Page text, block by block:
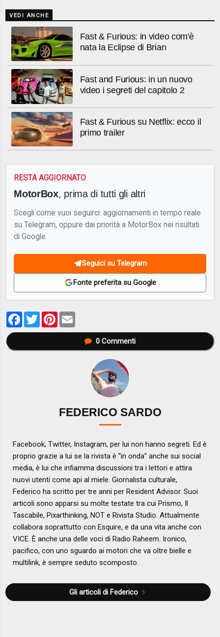
VEDI ANCHE
Fast & Furious: in video com'è
nata la Eclipse di Brian
Fast and Furious: in un nuovo
video i segreti del capitolo 2
Fast & Furious su Netflix: ecco il
primo trailer
RESTA AGGIORNATO
MotorBox, prima di tutti gli altri
Scegli come vuoi seguirci: aggiornamenti in tempo reale
su Telegram, oppure dai priorità a MotorBox nei risultati
di Google.
Seguici su Telegram
Fonte preferita su Google
Facebook
TwitterPinterest
0Commenti
FEDERICO SARDO
Facebook, Twitter, Instagram, per lui non hanno segreti. Ed è
proprio grazie a lui se la rivista è “in onda” anche sui social
media, è lui che infiamma discussioni tra i lettori e attira
nuovi utenti come api al miele. Giornalista culturale,
Federico ha scritto per tre anni per Resident Advisor. Suoi
articoli sono apparsi su molte testate tra cui Prismo, Il
Tascabile, Pixarthinking, NOT e Rivista Studio. Attualmente
collabora soprattutto con Esquire, e da una vita anche con
VICE. È anche una delle voci di Radio Raheem. Ironico,
pacifico, con uno sguardo ai motori che va oltre bielle e
multilink, è sempre seduto scomposto.
Gli articoli di Federico